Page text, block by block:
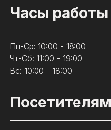
Часы работы
Пн-Ср: 10:00 - 18:00
Чт-Сб: 11:00 - 19:00
Вс: 10:00 - 18:00
Посетителям